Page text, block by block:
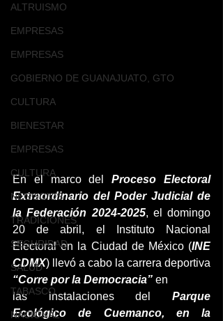
ALTRUISMO
EMPRESAS
EMPRESAS
GOBIERNO DE GUANAJUATO, GTO
CULTURA
BIENESTAR
EMPRESAS
CULTURA
NEGOCIOS
TRADICIONES
SEGURIDAD
SALUD
TABASCO
NACIONAL
En el marco del Proceso Electoral
Extraordinario del Poder Judicial de
la Federación 2024-2025, el domingo
20 de abril, el Instituto Nacional
Electoral en la Ciudad de México (INE
CDMX) llevó a cabo la carrera deportiva
“Corre por la Democracia” en
las instalaciones del Parque
Ecológico de Cuemanco, en la